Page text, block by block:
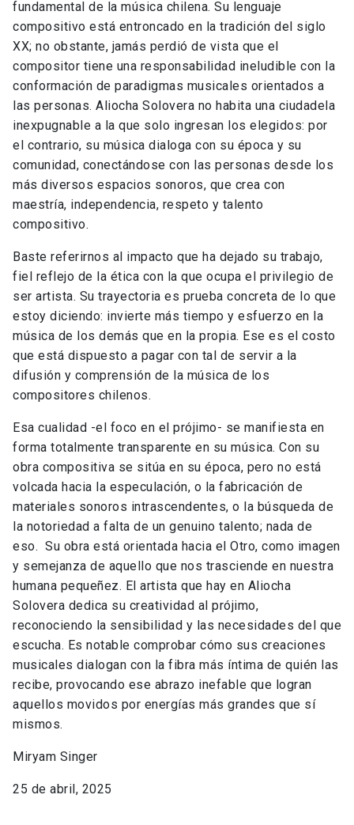
fundamental de la música chilena. Su lenguaje
compositivo está entroncado en la tradición del siglo
XX; no obstante, jamás perdió de vista que el
compositor tiene una responsabilidad ineludible con la
conformación de paradigmas musicales orientados a
las personas. Aliocha Solovera no habita una ciudadela
inexpugnable a la que solo ingresan los elegidos: por
el contrario, su música dialoga con su época y su
comunidad, conectándose con las personas desde los
más diversos espacios sonoros, que crea con
maestría, independencia, respeto y talento
compositivo.
Baste referirnos al impacto que ha dejado su trabajo,
fiel reflejo de la ética con la que ocupa el privilegio de
ser artista. Su trayectoria es prueba concreta de lo que
estoy diciendo: invierte más tiempo y esfuerzo en la
música de los demás que en la propia. Ese es el costo
que está dispuesto a pagar con tal de servir a la
difusión y comprensión de la música de los
compositores chilenos.
Esa cualidad -el foco en el prójimo- se manifiesta en
forma totalmente transparente en su música. Con su
obra compositiva se sitúa en su época, pero no está
volcada hacia la especulación, o la fabricación de
materiales sonoros intrascendentes, o la búsqueda de
la notoriedad a falta de un genuino talento; nada de
eso. Su obra está orientada hacia el Otro, como imagen
y semejanza de aquello que nos trasciende en nuestra
humana pequeñez. El artista que hay en Aliocha
Solovera dedica su creatividad al prójimo,
reconociendo la sensibilidad y las necesidades del que
escucha. Es notable comprobar cómo sus creaciones
musicales dialogan con la fibra más íntima de quién las
recibe, provocando ese abrazo inefable que logran
aquellos movidos por energías más grandes que sí
mismos.
Miryam Singer
25 de abril, 2025